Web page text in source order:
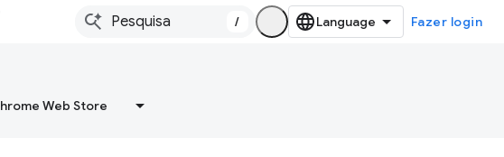
/ Fazer login
Web Store